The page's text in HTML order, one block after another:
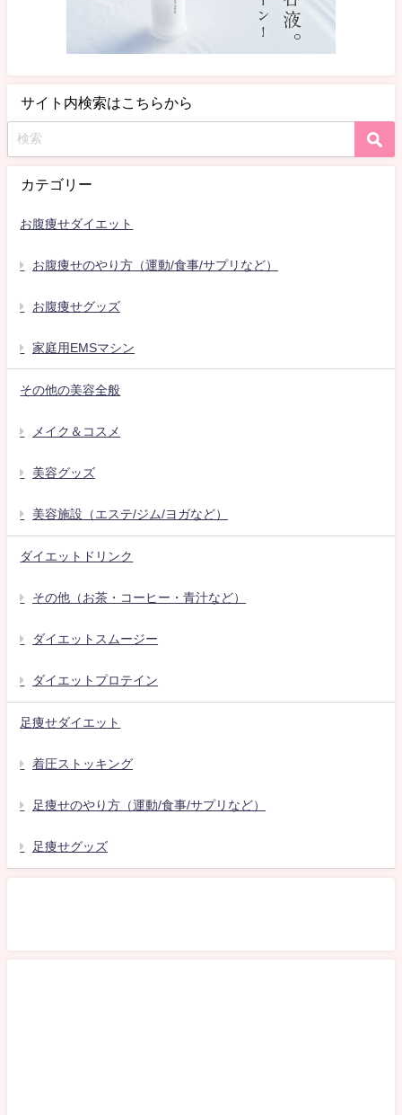
サイト内検索はこちらから
カテゴリー
お腹痩せダイエット
お腹痩せのやり方（運動/食事/サプリなど）
お腹痩せグッズ
家庭用EMSマシン
その他の美容全般
メイク＆コスメ
美容グッズ
美容施設（エステ/ジム/ヨガなど）
ダイエットドリンク
その他（お茶・コーヒー・青汁など）
ダイエットスムージー
ダイエットプロテイン
足痩せダイエット
着圧ストッキング
足痩せのやり方（運動/食事/サプリなど）
足痩せグッズ